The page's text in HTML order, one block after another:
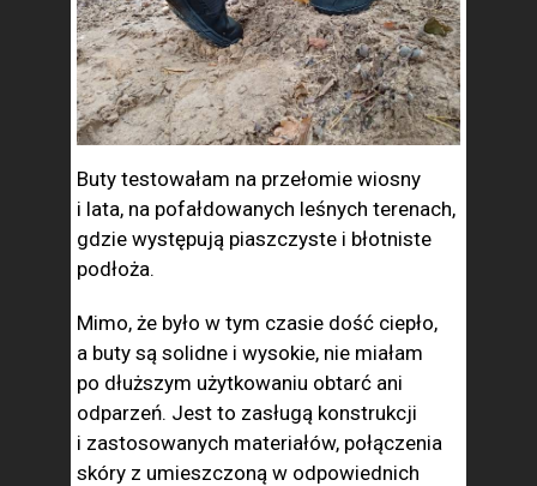
Buty testowałam na przełomie wiosny
i lata, na pofałdowanych leśnych terenach,
gdzie występują piaszczyste i błotniste
podłoża.
Mimo, że było w tym czasie dość ciepło,
a buty są solidne i wysokie, nie miałam
po dłuższym użytkowaniu obtarć ani
odparzeń. Jest to zasługą konstrukcji
i zastosowanych materiałów, połączenia
skóry z umieszczoną w odpowiednich